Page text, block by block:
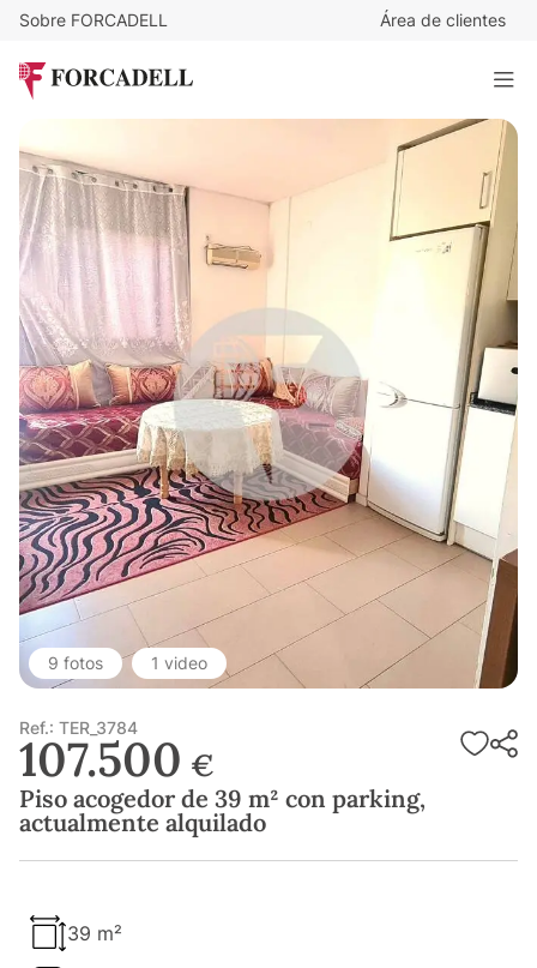
Sobre FORCADELL Área de clientes
107.500
39 m² · 1 habitación
9 fotos 1 video
Ref.: TER_3784
107.500 €
Piso acogedor de 39 m² con parking,
actualmente alquilado
39 m²